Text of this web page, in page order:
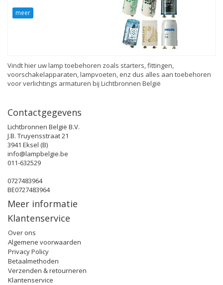
meer
Vindt hier uw lamp toebehoren zoals starters, fittingen,
voorschakelapparaten, lampvoeten, enz dus alles aan toebehoren
voor verlichtings armaturen bij Lichtbronnen België
Contactgegevens
Lichtbronnen België B.V.
J.B. Truyensstraat 21
3941 Eksel (B)
info@lampbelgie.be
011-632529
0727483964
BE0727483964
Meer informatie
Klantenservice
Over ons
Algemene voorwaarden
Privacy Policy
Betaalmethoden
Verzenden & retourneren
Klantenservice